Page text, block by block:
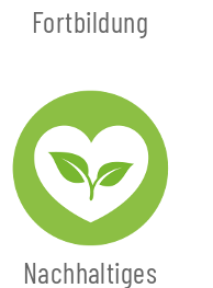
Fortbildung
Nachhaltiges